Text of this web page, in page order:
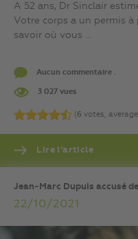
A 52 ans, Dr Sinclair
Votre corps a un permis
savoir où vous ...
Aucun commentaire .
3 027 vues
(6 votes,
Lire l’article
Jean-Marc Dupuis accusé
22/10/2021